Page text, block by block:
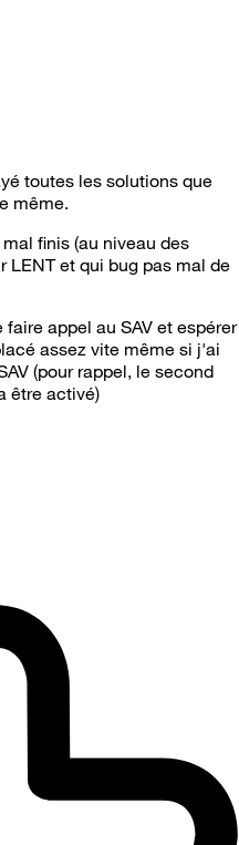
toutes les solutions que
même.
finis (au niveau des
LENT et qui bug pas mal de
appel au SAV et espérer
assez vite même si j'ai
(pour rappel, le second
être activé)